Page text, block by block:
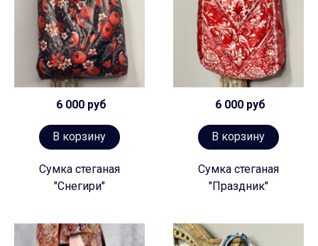
6 000 руб
В корзину
Сумка стеганая
"Снегири"
6 000 руб
В корзину
Сумка стеганая
"Праздник"